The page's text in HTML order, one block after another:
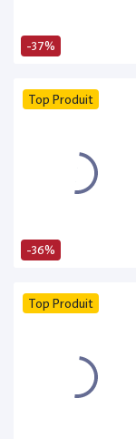
-37%
-36%
Top Produit
Top Produit